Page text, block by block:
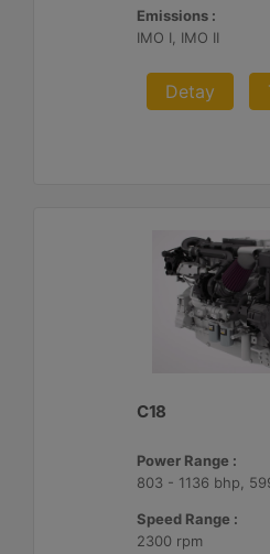
Emissions :
IMO I, IMO II
Detay
C18
Power Range :
803 - 1136 bhp,
Speed Range :
2300 rpm